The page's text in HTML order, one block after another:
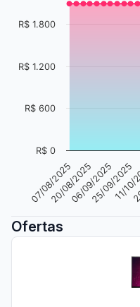
07/08/2025
20/08/2025
06/09/2025
25/09/2025
11/
R$ 0
R$ 600
R$ 1.200
R$ 1.800
Ofertas